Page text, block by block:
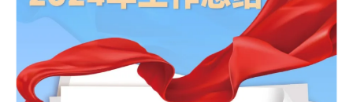
入会流程